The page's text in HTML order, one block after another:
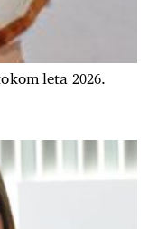
leta 2026.